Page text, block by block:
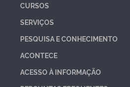
CURSOS
SERVIÇOS
PESQUISA E CONHECIMENTO
ACONTECE
ACESSO À INFORMAÇÃO